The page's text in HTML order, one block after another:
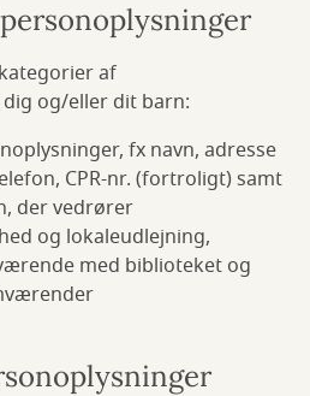
af
og/eller dit barn:
fx navn, adresse
CPR-nr. (fortroligt) samt
der vedrører
og lokaleudlejning,
med biblioteket og